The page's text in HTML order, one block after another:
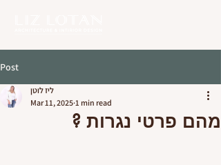
Post
מהם פרטי נגרות ?
ליז לוטן
Mar 11, 2025 1 min read